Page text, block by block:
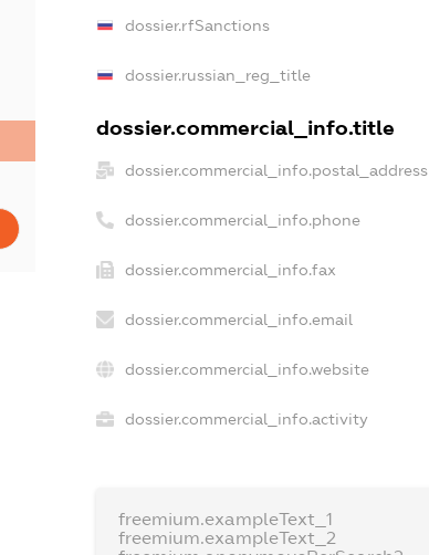
dossier.rfSanctions
dossier.russian_reg_title
dossier.commercial_info.title
dossier.commercial_info.postal_address
dossier.commercial_info.phone
dossier.commercial_info.fax
dossier.commercial_info.email
dossier.commercial_info.website
dossier.commercial_info.activity
freemium.exampleText_1
freemium.exampleText_2